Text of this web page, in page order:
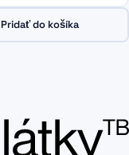
Pridať do košíka